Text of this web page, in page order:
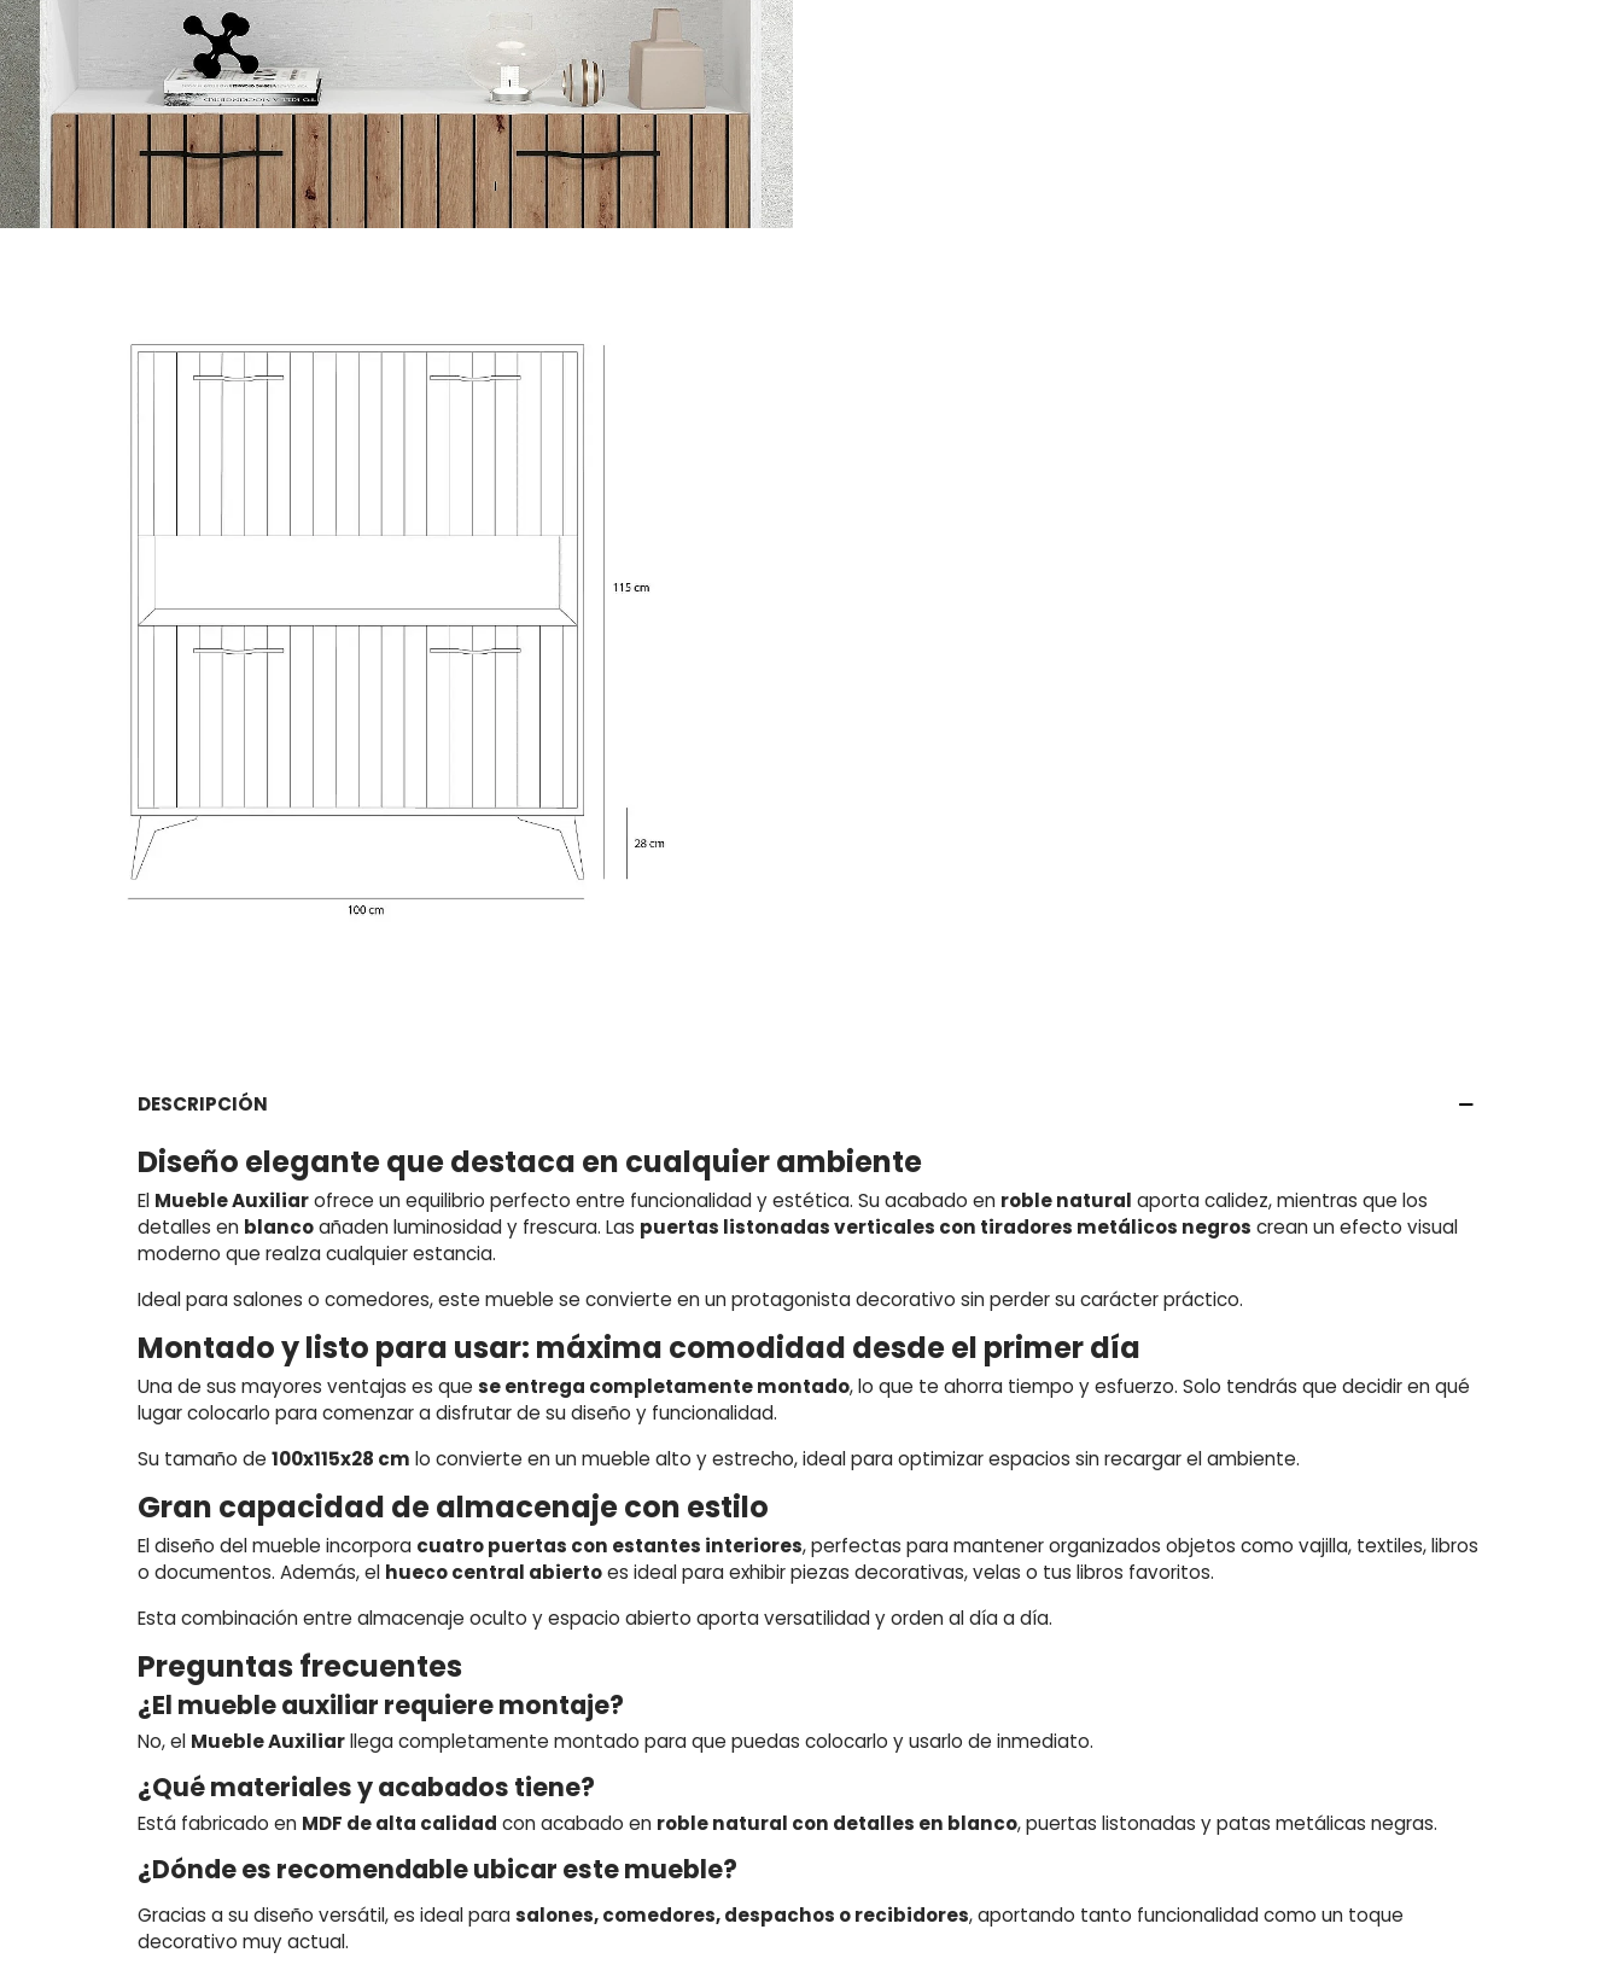
DESCRIPCIÓN
Diseño elegante que destaca en cualquier ambiente
El Mueble Auxiliarofrece un equilibrio perfecto entre funcionalidad y estética. Su acabado en roble natural aporta calidez, mientras que los
detalles en blancoañaden luminosidad y frescura. Las puertas listonadas verticales con tiradores metálicos negros crean un efecto visual
moderno que realza cualquier estancia.
Ideal para salones o comedores, este mueble se convierte en un protagonista decorativo sin perder su carácter práctico.
Montado y listo para usar: máxima comodidad desde el primer día
Una de sus mayores ventajas es que se entrega completamente montado, lo que te ahorra tiempo y esfuerzo. Solo tendrás que decidir en qué
lugar colocarlo para comenzar a disfrutar de su diseño y funcionalidad.
Su tamaño de 100x115x28 cm lo convierte en un mueble alto y estrecho, ideal para optimizar espacios sin recargar el ambiente.
Gran capacidad de almacenaje con estilo
El diseño del mueble incorpora cuatro puertas con estantes interiores, perfectas para mantener organizados objetos como vajilla, textiles, libros
o documentos. Además, el hueco central abiertoes ideal para exhibir piezas decorativas, velas o tus libros favoritos.
Esta combinación entre almacenaje oculto y espacio abierto aporta versatilidad y orden al día a día.
Preguntas frecuentes
¿El mueble auxiliar requiere montaje?
No, el Mueble Auxiliarllega completamente montado para que puedas colocarlo y usarlo de inmediato.
¿Qué materiales y acabados tiene?
Está fabricado en MDF de alta calidad con acabado en roble natural con detalles en blanco, puertas listonadas y patas metálicas negras.
¿Dónde es recomendable ubicar este mueble?
Gracias a su diseño versátil, es ideal parasalones, comedores, despachos o recibidores, aportando tanto funcionalidad como un toque
decorativo muy actual.